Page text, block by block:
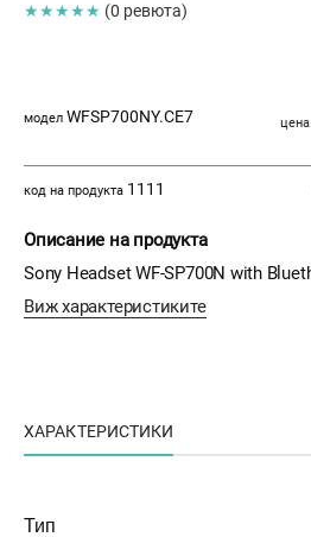
★★★★★ (0 ревюта)
модел WFSP700NY.CE7 цена
код на продукта 1111
Описание на продукта
Sony Headset WF-SP700N with
Виж характеристиките
ХАРАКТЕРИСТИКИ
Тип